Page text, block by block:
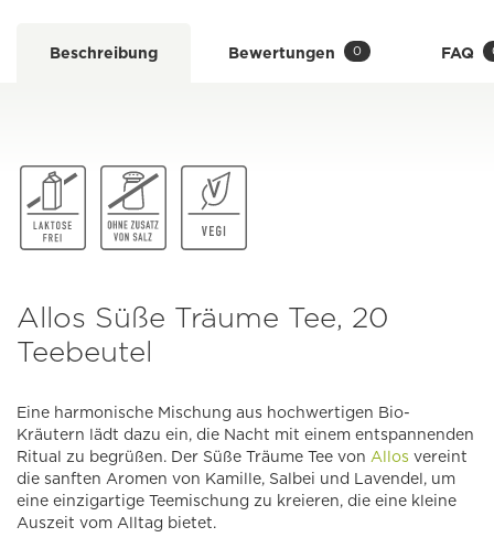
Beschreibung Bewertungen 0 FAQ
Allos Süße Träume Tee, 20
Teebeutel
Eine harmonische Mischung aus hochwertigen Bio-
Kräutern lädt dazu ein, die Nacht mit einem entspannenden
Ritual zu begrüßen. Der Süße Träume Tee von Allos vereint
die sanften Aromen von Kamille, Salbei und Lavendel, um
eine einzigartige Teemischung zu kreieren, die eine kleine
Auszeit vom Alltag bietet.